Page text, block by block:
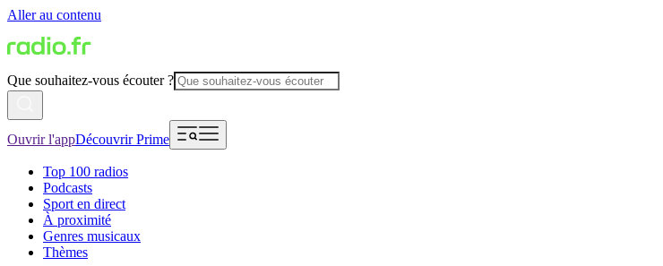
Aller au contenu
Que souhaitez-vous écouter ?
Ouvrir l'appDécouvrir Prime
Top 100 radios
Podcasts
Sport en direct
À proximité
Genres musicaux
Thèmes